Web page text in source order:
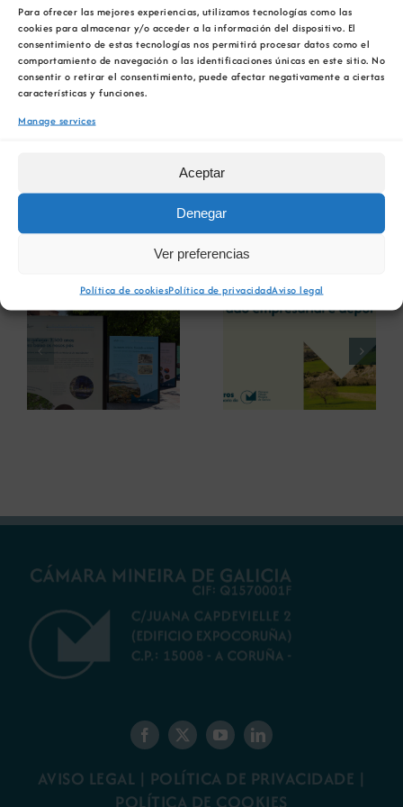
Para ofrecer las mejores experiencias, utilizamos tecnologías como las
cookies para almacenar y/o acceder a la información del dispositivo. El
consentimiento de estas tecnologías nos permitirá procesar datos como el
comportamiento de navegación o las identificaciones únicas en este sitio. No
consentir o retirar el consentimiento, puede afectar negativamente a ciertas
características y funciones.
Manage services
Aceptar
Denegar
Ver preferencias
Política de cookiesPolítica de privacidadAviso legal
O relatorio de Carmen Marchán está centrada
no Mapa de patrimonio mineiro de Galicia,
elaborado polo IGME; e a de Enrique Díaz
Martínez no Proxecto Atlanterra, no que se
Enrique Orche abordou o Plan nacional de
Accede directamente aos documentosaquí.
Novas relacionadas
A COMG reúne a
dous líderes
empresarias con
motivo do seu
Centenario para
debater sobre o
A OIPE e o
CRETUS
presentan as
últimas
innovacións en
restauración
AVISO LEGAL | POLÍTICA DE PRIVACIDADE |